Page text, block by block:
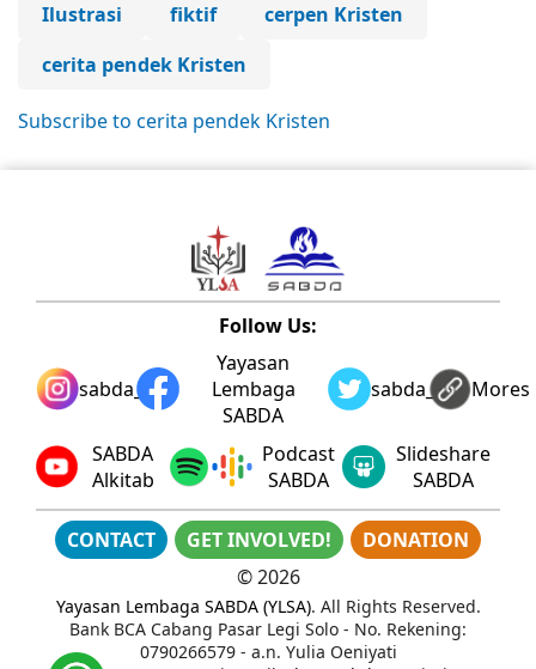
Ilustrasi fiktif
cerpen Kristen
cerita pendek Kristen
Subscribe to cerita pendek Kristen
Follow Us:
sabda_ylsa
Yayasan
Lembaga
SABDA
sabda_ylsaMores
SABDA
Alkitab
Podcast
SABDA
Slideshare
SABDA
CONTACT GET INVOLVED!
DONATION
©2026
Yayasan Lembaga SABDA (YLSA). All Rights Reserved.
Bank BCA Cabang Pasar Legi Solo - No. Rekening:
0790266579 - a.n. Yulia Oeniyati